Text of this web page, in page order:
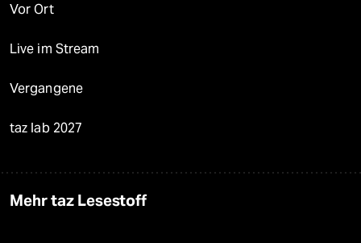
Vor Ort
Live im Stream
Vergangene
taz lab 2027
Mehr taz Lesestoff